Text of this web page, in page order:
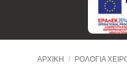
ΑΡΧΙΚΉ / ΡΟΛΌΓΙΑ